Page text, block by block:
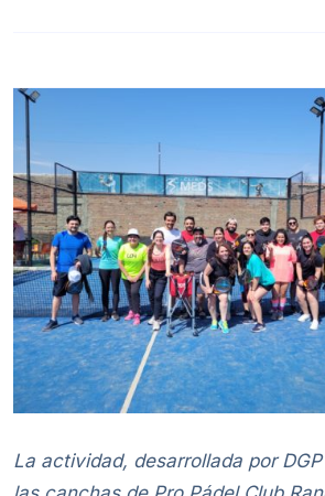
La actividad, desarrollada por